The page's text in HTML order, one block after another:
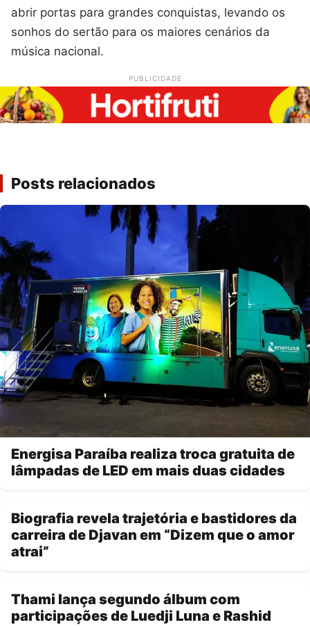
abrir portas para grandes conquistas, levando os
sonhos do sertão para os maiores cenários da
música nacional.
PUBLICIDADE
Posts relacionados
Energisa Paraíba realiza troca gratuita de
lâmpadas de LED em mais duas cidades
Biografia revela trajetória e bastidores da
carreira de Djavan em “Dizem que o amor
atrai”
Thami lança segundo álbum com
participações de Luedji Luna e Rashid